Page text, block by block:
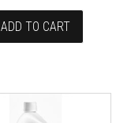
ADD TO CART